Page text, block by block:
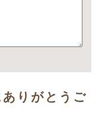
りがとうご